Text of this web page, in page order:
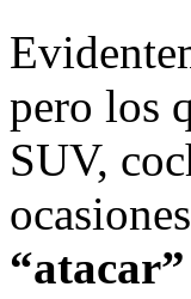
pero los
SUV,